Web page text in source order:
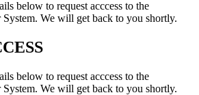
below to request acccess to the
We will get back to you shortly.
below to request acccess to the
We will get back to you shortly.